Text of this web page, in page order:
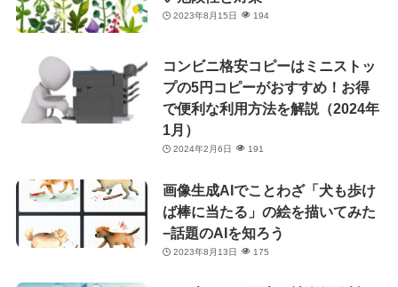
2023年8月15日 194
コンビニ格安コピーはミニストッ
プの5円コピーがおすすめ！お得
で便利な利用方法を解説（2024年
1月）
2024年2月6日 191
画像生成AIでことわざ「犬も歩け
ば棒に当たる」の絵を描いてみた
−話題のAIを知ろう
2023年8月13日 175